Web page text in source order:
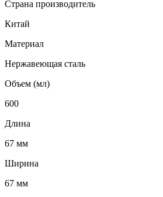
Страна производитель
Китай
Материал
Нержавеющая сталь
Объем (мл)
600
Длина
67 мм
Ширина
67 мм